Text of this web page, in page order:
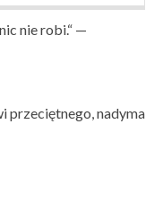
nie robi.“ —
przeciętnego, nadyma